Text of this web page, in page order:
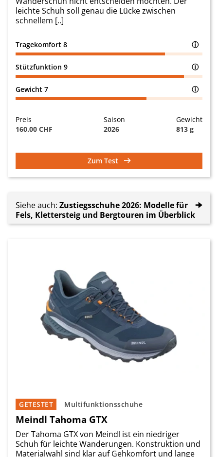
leichte Schuh soll genau die Lücke zwischen
schnellem [..]
Tragekomfort 8 ⓘ
Stützfunktion 9 ⓘ
Gewicht 7 ⓘ
Preis
160.00 CHF
Saison
2026
Gewicht
813 g
Zum Test
Siehe auch: Zustiegsschuhe 2026: Modelle für
Fels, Klettersteig und Bergtouren im Überblick
🠊
Multifunktionsschuhe
GETESTET
Meindl Tahoma GTX
Der Tahoma GTX von Meindl ist ein niedriger
Schuh für leichte Wanderungen. Konstruktion und
Materialwahl sind klar auf Gehkomfort und lange